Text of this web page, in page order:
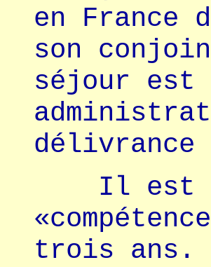
en France
son
séjour est
Il est
trois ans.